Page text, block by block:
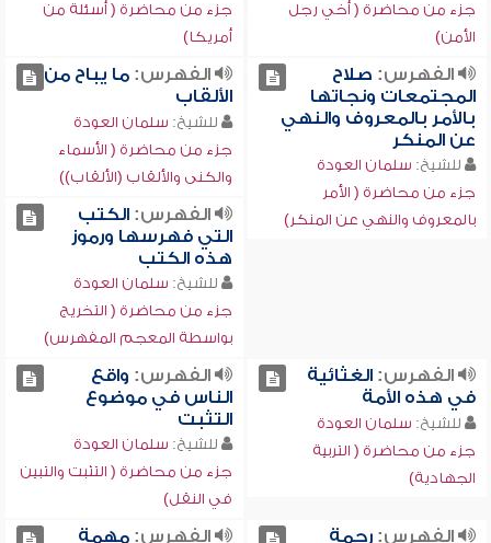
جزء من محاضرة ( أخي رجل
الأمن)
جزء من محاضرة ( أسئلة من
أمريكا)
الفهرس: صلاح
المجتمعات ونجاتها
بالأمر بالمعروف والنهي
عن المنكر
للشيخ: سلمان العودة
جزء من محاضرة ( الأمر
بالمعروف والنهي عن المنكر)
الفهرس:ما يباح من
الألقاب
للشيخ: سلمان العودة
جزء من محاضرة ( الأسماء
والكنى والألقاب (الألقاب))
الفهرس:الكتب
التي فهرسها ورموز
هذه الكتب
للشيخ: سلمان العودة
جزء من محاضرة ( التخريج
بواسطة المعجم المفهرس)
الفهرس:الغثائية
في هذه الأمة
للشيخ: سلمان العودة
جزء من محاضرة ( التربية
الجهادية)
الفهرس: واقع
الناس في موضوع
التثبت
للشيخ: سلمان العودة
جزء من محاضرة ( التثبت والتبين
في النقل)
الفهرس:رحمة
الفهرس:مهمة